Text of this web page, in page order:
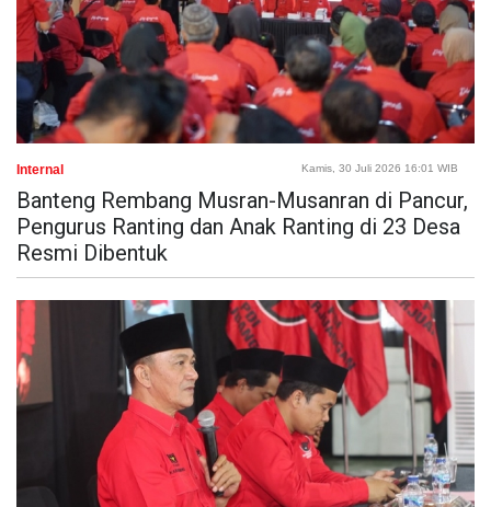
Internal Kamis, 30 Juli 2026 16:01 WIB
Banteng Rembang Musran-Musanran di Pancur,
Pengurus Ranting dan Anak Ranting di 23 Desa
Resmi Dibentuk